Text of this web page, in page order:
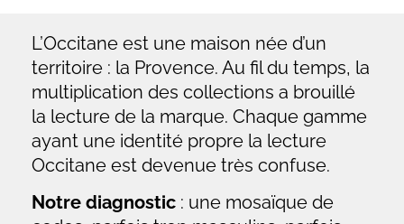
L’Occitane est une maison née d’un
territoire : la Provence. Au fil du temps, la
multiplication des collections a brouillé
la lecture de la marque. Chaque gamme
ayant une identité propre la lecture
Occitane est devenue très confuse.
Notre diagnostic : une mosaïque de